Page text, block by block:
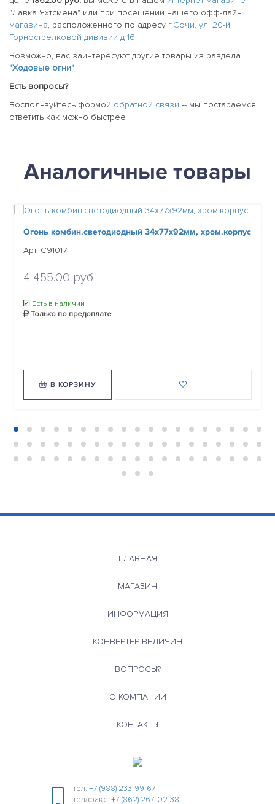
"Лавка Яхтсмена" или при посещении нашего офф-лайн
магазина, расположенного по адресу г.Сочи, ул. 20-й
Горнострелковой дивизии д 16
Возможно, вас заинтересуют другие товары из раздела
"Ходовые огни"
Есть вопросы?
Воспользуйтесь формой обратной связи -- мы постараемся
ответить как можно быстрее
Аналогичные товары
Огонь комбин.светодиодный 34х77х92мм, хром.корпус
Арт. C91017
4 455.00 руб
Есть в наличии
Только по предоплате
В КОРЗИНУ
ГЛАВНАЯ
МАГАЗИН
ИНФОРМАЦИЯ
КОНВЕРТЕР ВЕЛИЧИН
ВОПРОСЫ?
О КОМПАНИИ
КОНТАКТЫ
тел: +7 (988) 233-99-67
тел/факс: +7 (862) 267-02-38